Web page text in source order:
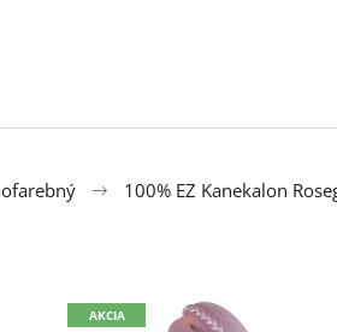
100% EZ Kanekalon
AKCIA
OZDOBA DO